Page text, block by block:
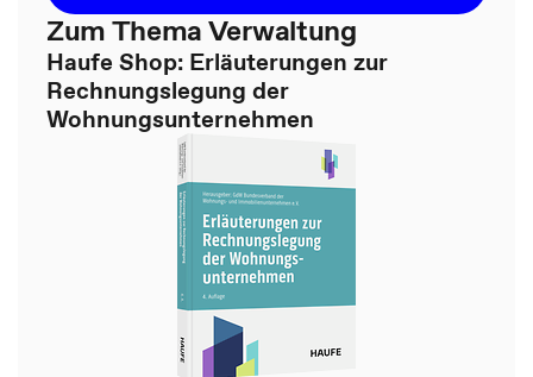
Zum Thema Verwaltung
Haufe Shop: Erläuterungen zur
Rechnungslegung der
Wohnungsunternehmen